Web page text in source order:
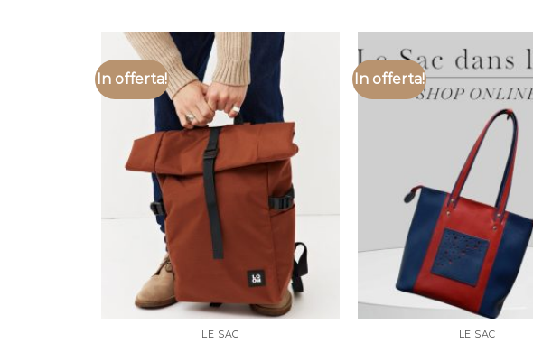
In offerta!
LE SAC
In offerta!
LE SAC